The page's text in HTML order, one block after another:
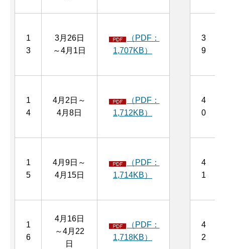
1
3
3月26日
～4月1日
（PDF：
1,707KB）
3
9
1
4
4月2日～
4月8日
（PDF：
1,712KB）
4
0
1
5
4月9日～
4月15日
（PDF：
1,714KB）
4
1
1
6
4月16日
～4月22
日
（PDF：
1,718KB）
4
2